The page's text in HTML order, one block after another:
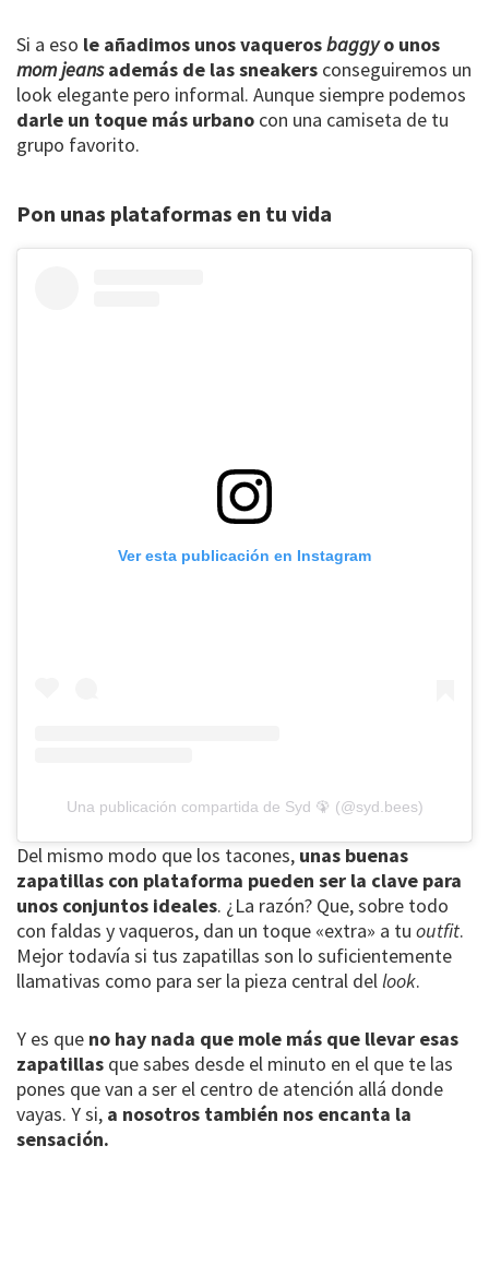
Si a eso le añadimos unos vaquerosbaggyo unos
mom jeansademás de las sneakers conseguiremos un
look elegante pero informal. Aunque siempre podemos
darle un toque más urbano con una camiseta de tu
grupo favorito.
Pon unas plataformas en tu vida
Ver esta publicación en Instagram
Una publicación compartida de Syd 🦚 (@syd.bees)
Del mismo modo que los tacones, unas buenas
zapatillas con plataforma pueden ser la clave para
unos conjuntos ideales. ¿La razón? Que, sobre todo
con faldas y vaqueros, dan un toque «extra» a tu outfit.
Mejor todavía si tus zapatillas son lo suficientemente
llamativas como para ser la pieza central dellook.
Y es que no hay nada que mole más que llevar esas
zapatillas que sabes desde el minuto en el que te las
pones que van a ser el centro de atención allá donde
vayas. Y si, a nosotros también nos encanta la
sensación.